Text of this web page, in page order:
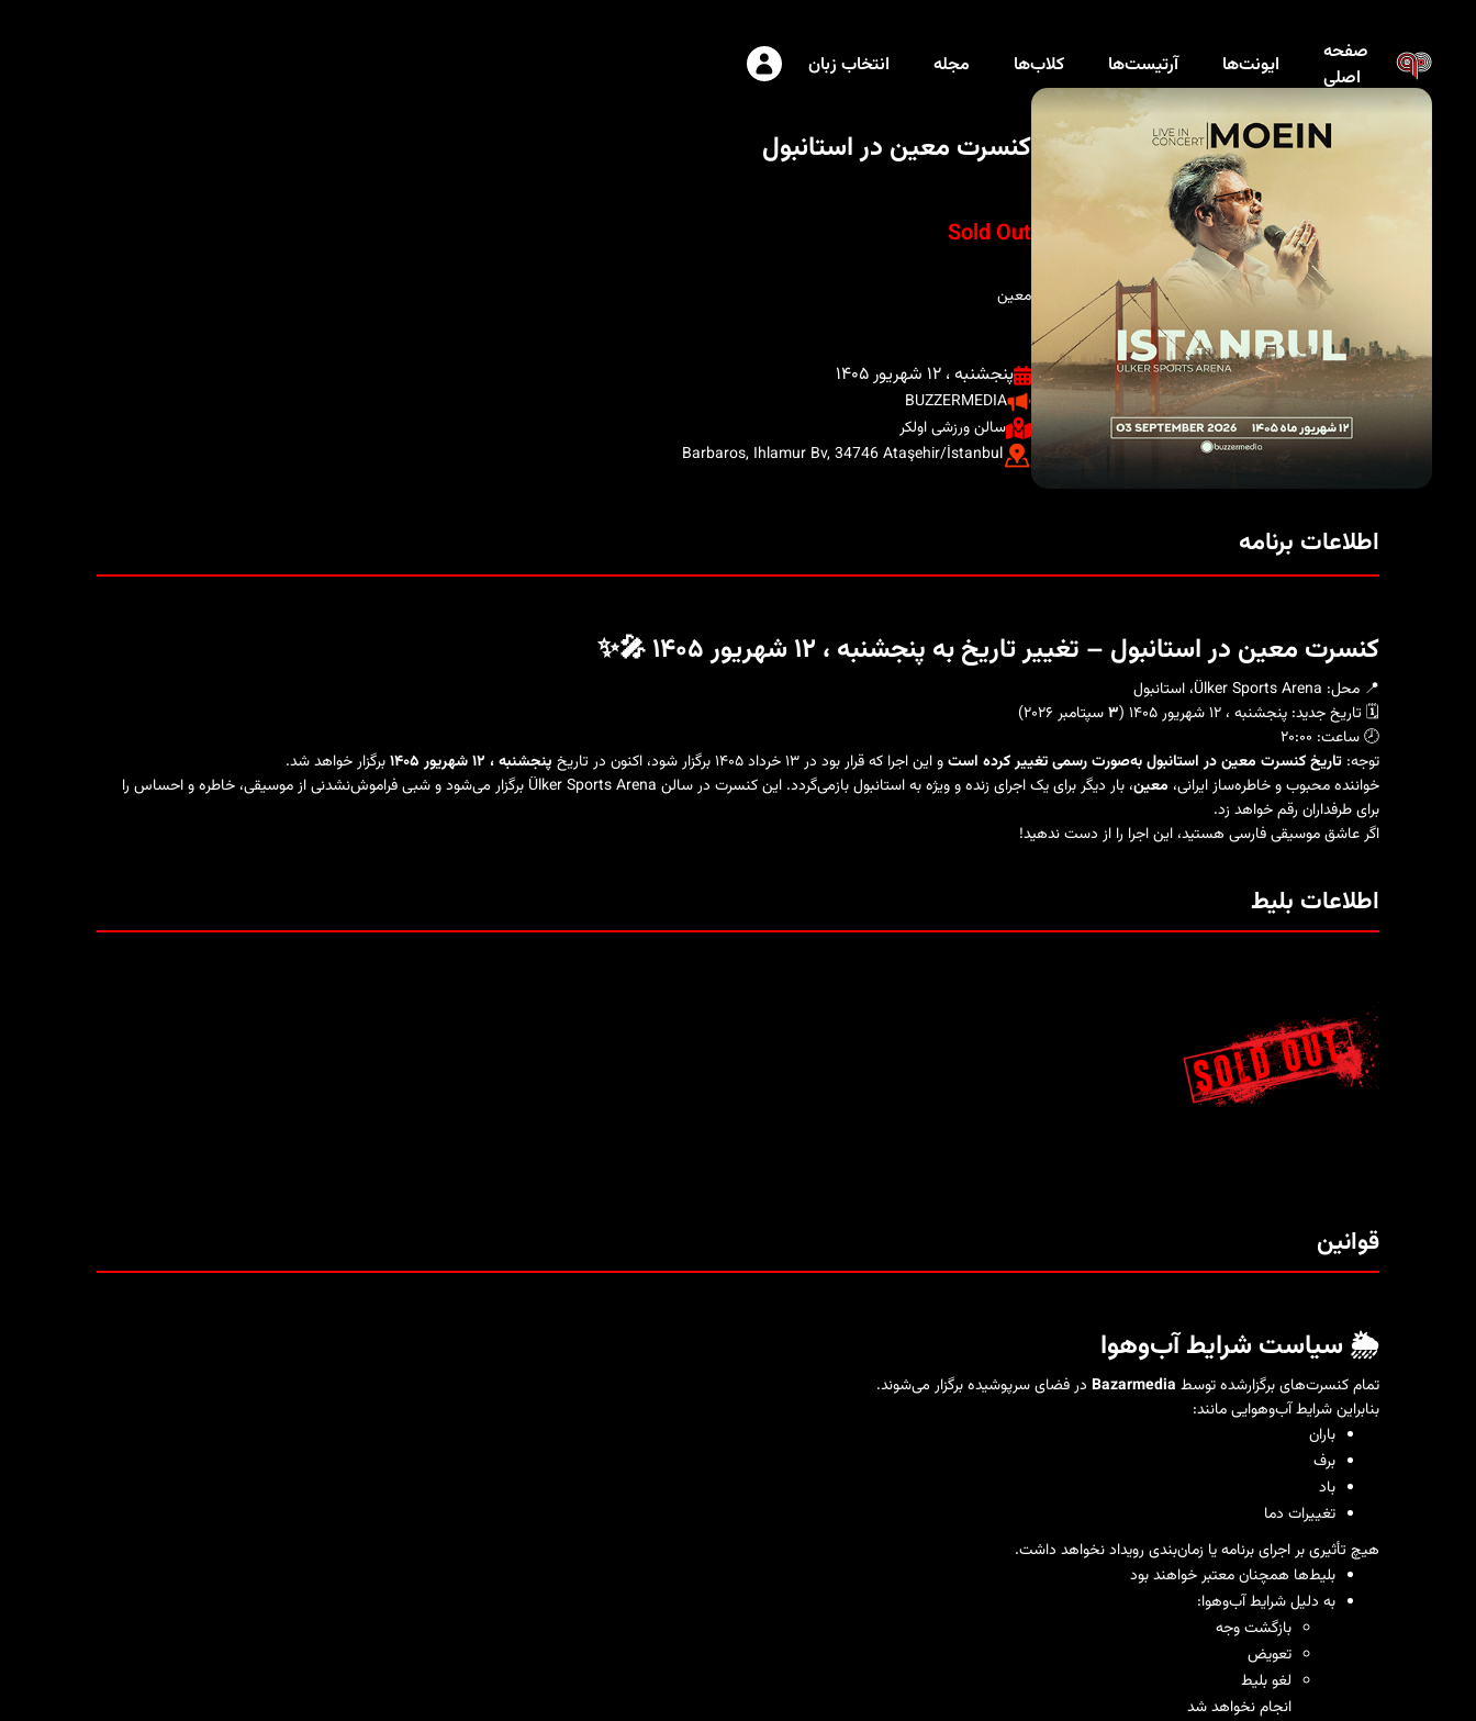
صفحه
اصلی
ایونت‌ها آرتیست‌ها کلاب‌ها مجله انتخاب زبان
کنسرت معین در استانبول
Sold Out
معین
پنجشنبه ، ۱۲ شهریور ۱۴۰۵
BUZZERMEDIA
سالن ورزشی اولکر
Barbaros, Ihlamur Bv, 34746 Ataşehir/İstanbul
اطلاعات برنامه
کنسرت معین در استانبول – تغییر تاریخ به پنجشنبه ، ۱۲ شهریور ۱۴۰۵ 🎤✨
📍 محل: Ülker Sports Arena، استانبول
🗓️ تاریخ جدید: پنجشنبه ، ۱۲ شهریور ۱۴۰۵ (
۳سپتامبر ۲۰۲۶)
🕗 ساعت: ۲۰:۰۰
توجه: تاریخ کنسرت معین در استانبول به‌صورت رسمی تغییر کرده استو این اجرا که قرار بود در ۱۳ خرداد ۱۴۰۵ برگزار شود، اکنون در تاریخ پنجشنبه ، ۱۲ شهریور ۱۴۰۵
برگزار خواهد شد.
خواننده محبوب و خاطره‌ساز ایرانی، معین
، بار دیگر برای یک اجرای زنده و ویژه به استانبول بازمی‌گردد. این کنسرت در سالن Ülker Sports Arena برگزار می‌شود و شبی فراموش‌نشدنی از موسیقی، خاطره و احساس را
برای طرفداران رقم خواهد زد.
اگر عاشق موسیقی فارسی هستید، این اجرا را از دست ندهید!
اطلاعات بلیط
قوانین
🌦️ سیاست شرایط آب‌وهوا
تمام کنسرت‌های برگزارشده توسط Bazarmedia در فضای سرپوشیده برگزار می‌شوند.
بنابراین شرایط آب‌وهوایی مانند:
باران
برف
باد
تغییرات دما
هیچ تأثیری بر اجرای برنامه یا زمان‌بندی رویداد نخواهد داشت.
بلیط‌ها همچنان معتبر خواهند بود
به دلیل شرایط آب‌وهوا:
بازگشت وجه
تعویض
لغو بلیط
انجام نخواهد شد